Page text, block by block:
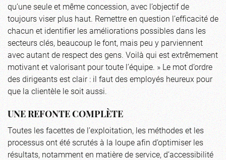
qu’une seule et même concession, avec l’objectif de
toujours viser plus haut. Remettre en question l’efficacité de
chacun et identifier les améliorations possibles dans les
secteurs clés, beaucoup le font, mais peu y parviennent
avec autant de respect des gens. Voilà qui est extrêmement
motivant et valorisant pour toute l’équipe. » Le mot d’ordre
des dirigeants est clair : il faut des employés heureux pour
que la clientèle le soit aussi.
UNE REFONTE COMPLÈTE
Toutes les facettes de l’exploitation, les méthodes et les
processus ont été scrutés à la loupe afin d’optimiser les
résultats, notamment en matière de service, d’accessibilité